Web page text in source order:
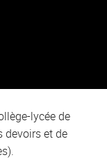
lycée de
devoirs et de